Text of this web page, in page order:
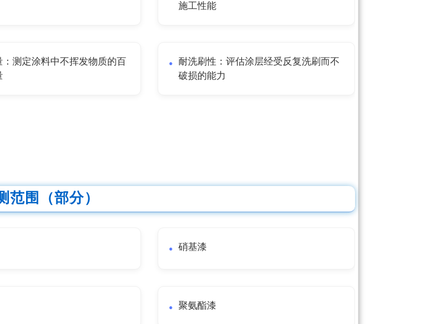
施工性能
：测定涂料中不挥发物质的百
耐洗刷性：评估涂层经受反复洗刷而不
破损的能力
范围（部分）
硝基漆
聚氨酯漆